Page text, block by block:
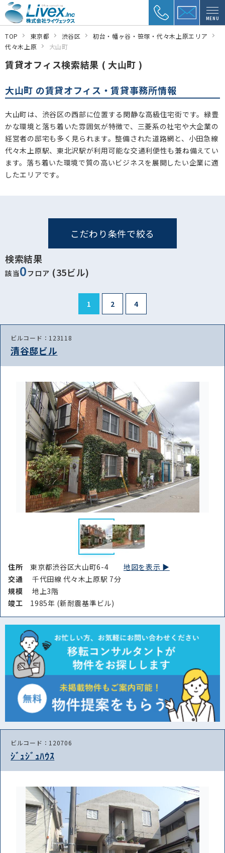
MENU
TOP 東京都 渋谷区
初台・幡ヶ谷・笹塚・代々木上原エリア
代々木上原
大山町
賃貸オフィス検索結果 ( 大山町 )
大山町 の賃貸オフィス・賃貸事務所情報
大山町は、渋谷区の西部に位置する閑静な高級住宅街です。緑豊
かな環境と落ち着いた雰囲気が特徴で、三菱系の社宅や大企業の
経営者の邸宅も多く見られます。整備された道路網と、小田急線
代々木上原駅、東北沢駅が利用可能な交通利便性も兼ね備えてい
ます。落ち着いた環境で質の高いビジネスを展開したい企業に適
したエリアです。
こだわり条件で絞る
検索結果
該当0 フロア (35ビル)
1 2 4
ビルコード：123118
清谷邸ビル
住所東京都渋谷区大山町6-4 地図を表示 ▶︎
交通
千代田線 代々木上原駅 7分
規模
地上3階
竣⼯ 1985年 (新耐震基準ビル)
ビルコード：120706
ｼﾞｭｼﾞｭﾊｳｽ